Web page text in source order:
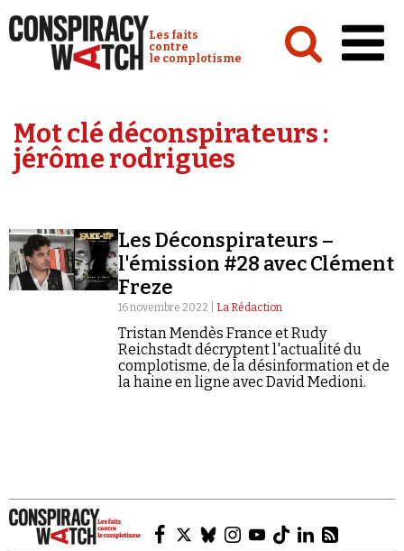
Conspiracy Watch :
Les faits
contre
le complotisme
Analyses
Émissions
Revues de presse
Newsletter
Faire un don
Mot clé déconspirateurs :
jérôme rodrigues
Les Déconspirateurs –
l'émission #28 avec Clément
Freze
16 novembre 2022 | La Rédaction
Tristan Mendès France et Rudy
Reichstadt décryptent l'actualité du
complotisme, de la désinformation et de
la haine en ligne avec David Medioni.